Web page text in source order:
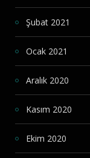
Şubat 2021
Ocak 2021
Aralık 2020
Kasım 2020
Ekim 2020